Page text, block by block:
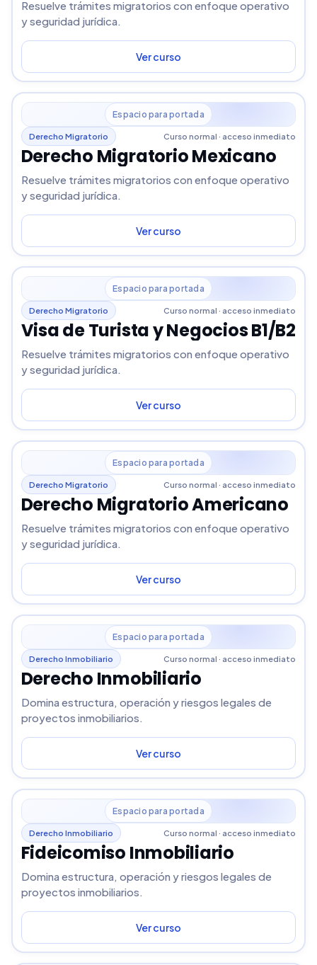
Resuelve trámites migratorios con enfoque operativo
y seguridad jurídica.
Ver curso
Espacio para portada
Derecho Migratorio Curso normal · acceso inmediato
Derecho Migratorio Mexicano
Resuelve trámites migratorios con enfoque operativo
y seguridad jurídica.
Ver curso
Espacio para portada
Derecho Migratorio Curso normal · acceso inmediato
Visa de Turista y Negocios B1/B2
Resuelve trámites migratorios con enfoque operativo
y seguridad jurídica.
Ver curso
Espacio para portada
Derecho Migratorio Curso normal · acceso inmediato
Derecho Migratorio Americano
Resuelve trámites migratorios con enfoque operativo
y seguridad jurídica.
Ver curso
Espacio para portada
Derecho Inmobiliario Curso normal · acceso inmediato
Derecho Inmobiliario
Domina estructura, operación y riesgos legales de
proyectos inmobiliarios.
Ver curso
Espacio para portada
Derecho Inmobiliario Curso normal · acceso inmediato
Fideicomiso Inmobiliario
Domina estructura, operación y riesgos legales de
proyectos inmobiliarios.
Ver curso